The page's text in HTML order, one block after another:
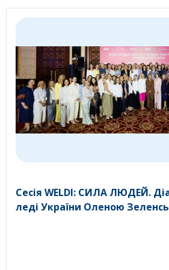
Сесія WELDI: СИЛА ЛЮДЕЙ.
леді України Оленою